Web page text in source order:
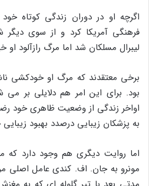
اگرچه او در دوران زندگی کوتاه
فرهنگی آمریکا کرد و از سوی دیگر
لیبرال‌ مسلکان شد اما مرگ رازآلود او
برخی معتقدند که مرگ او خودکشی
بود. برای این امر هم دلایلی بر می‌
اواخر زندگی از وضعیت ظاهری خود
به پزشکان زیبایی درصدد بهبود
اما روایت دیگری هم وجود دارد که
مونرو به جان. اف. کندی عامل